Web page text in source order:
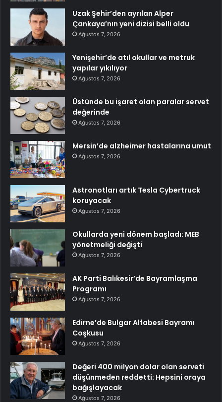
Uzak Şehir’den ayrılan Alper
Çankaya’nın yeni dizisi belli oldu
Ağustos 7, 2026
Yenişehir’de atıl okullar ve metruk
yapılar yıkılıyor
Ağustos 7, 2026
Üstünde bu işaret olan paralar servet
değerinde
Ağustos 7, 2026
Mersin’de alzheimer hastalarına umut
Ağustos 7, 2026
Astronotları artık Tesla Cybertruck
koruyacak
Ağustos 7, 2026
Okullarda yeni dönem başladı: MEB
yönetmeliği değişti
Ağustos 7, 2026
AK Parti Balıkesir’de Bayramlaşma
Programı
Ağustos 7, 2026
Edirne’de Bulgar Alfabesi Bayramı
Coşkusu
Ağustos 7, 2026
Değeri 400 milyon dolar olan serveti
düşünmeden reddetti: Hepsini oraya
bağışlayacak
Ağustos 7, 2026